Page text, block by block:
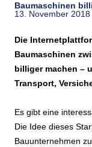
Baumaschinen
13. November 2018
Die
Baumaschinen
billiger machen –
Transport,
Es gibt eine
Die Idee dieses
Bauunternehmen